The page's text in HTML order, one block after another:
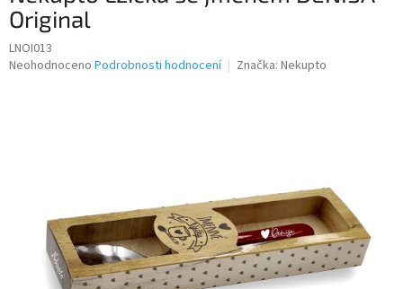
Original
LNOI013
Průměrné
Neohodnoceno Podrobnosti hodnocení Značka: Nekupto